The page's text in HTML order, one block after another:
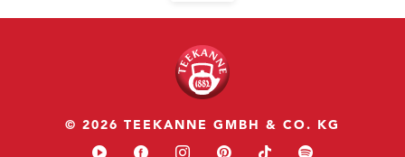
© 2026 TEEKANNE GMBH & CO. KG